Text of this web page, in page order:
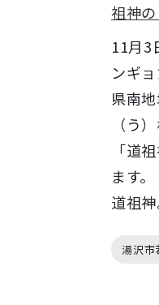
祖神
11月3
ンギ
県南
（う
「道
ます
道祖
湯沢市